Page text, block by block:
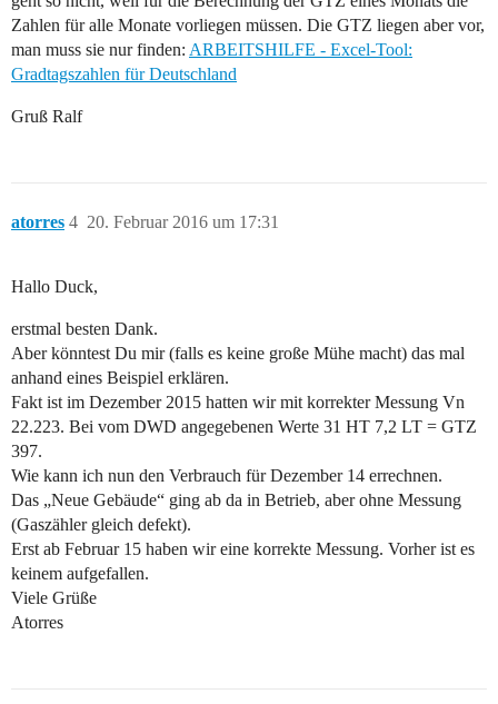
Zahlen für alle Monate vorliegen müssen. Die GTZ liegen aber vor,
man muss sie nur finden: ARBEITSHILFE - Excel-Tool:
Gradtagszahlen für Deutschland
Gruß Ralf
atorres 20. Februar 2016 um 17:31
4
Hallo Duck,
erstmal besten Dank.
Aber könntest Du mir (falls es keine große Mühe macht) das mal
anhand eines Beispiel erklären.
Fakt ist im Dezember 2015 hatten wir mit korrekter Messung Vn
22.223. Bei vom DWD angegebenen Werte 31 HT 7,2 LT = GTZ
397.
Wie kann ich nun den Verbrauch für Dezember 14 errechnen.
Das „Neue Gebäude“ ging ab da in Betrieb, aber ohne Messung
(Gaszähler gleich defekt).
Erst ab Februar 15 haben wir eine korrekte Messung. Vorher ist es
keinem aufgefallen.
Viele Grüße
Atorres